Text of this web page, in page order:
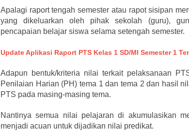
Apalagi raport tengah semester atau rapot sisipan
yang dikeluarkan oleh pihak sekolah (guru),
pencapaian belajar siswa selama setengah semester.
Update Aplikasi Raport PTS Kelas 1 SD/MI Semester 1
Adapun bentuk/kriteria nilai terkait pelaksanaan
Penilaian Harian (PH) tema 1 dan tema 2 dan hasil
PTS pada masing-masing tema.
Nantinya semua nilai pelajaran di akumulasikan
menjadi acuan untuk dijadikan nilai predikat.